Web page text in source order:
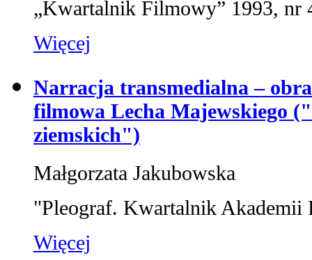
„Kwartalnik Filmowy” 1993, nr
Więcej
Narracja transmedialna –
filmowa Lecha Majewskiego
ziemskich")
Małgorzata Jakubowska
"Pleograf. Kwartalnik Akademii
Więcej